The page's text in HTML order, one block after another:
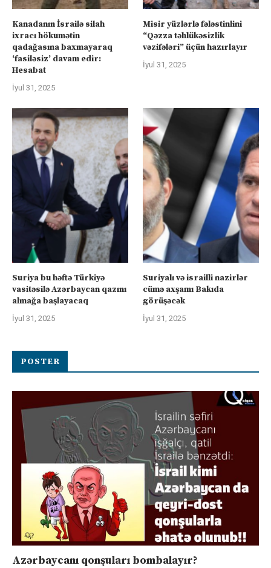
Kanadanın İsrailə silah
ixracı hökumətin
qadağasına baxmayaraq
‘fasiləsiz’ davam edir:
Hesabat
İyul 31, 2025
Misir yüzlərlə fələstinlini
“Qəzza təhlükəsizlik
vəzifələri” üçün hazırlayır
İyul 31, 2025
Suriya bu həftə Türkiyə
vasitəsilə Azərbaycan qazını
almağa başlayacaq
İyul 31, 2025
Suriyalı və israilli nazirlər
cümə axşamı Bakıda
görüşəcək
İyul 31, 2025
POSTER
Azərbaycanı qonşuları bombalayır?